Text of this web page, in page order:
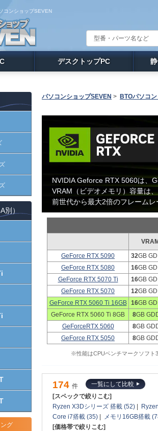
コンショップSEVEN
デスクトップPC
パソコンショップSEVEN > BTOパソコ
NVIDIA Geforce RTX 5060は、
VRAM（ビデオメモリ）容量は
前世代から最大2倍のフレーム
GeForce RTX 5090
32GB
GeForce RTX 5080
16GB
GeForce RTX 5070 Ti
16GB
GeForce RTX 5070
12GB
GeForce RTX 5060 Ti 16GB
16GB
GeForce RTX 5060 Ti 8GB
8GB
GeForceRTX 5060
8GB
GeForce RTX 5050
8GB
※性能はCPUベンチマークソフト
174 件
一覧にして比較
[スペックで絞りこむ]
Ryzen X3Dシリーズ 搭載 (52) |
Core i7搭載 (35) |
メモリ16GB搭載
[価格帯で絞りこむ]
別）
グ